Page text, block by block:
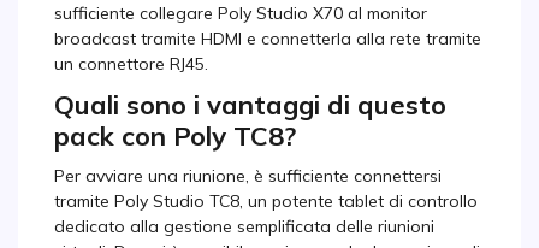
sufficiente collegare Poly Studio X70 al monitor
broadcast tramite HDMI e connetterla alla rete tramite
un connettore RJ45.
Quali sono i vantaggi di questo
pack con Poly TC8?
Per avviare una riunione, è sufficiente connettersi
tramite Poly Studio TC8, un potente tablet di controllo
dedicato alla gestione semplificata delle riunioni